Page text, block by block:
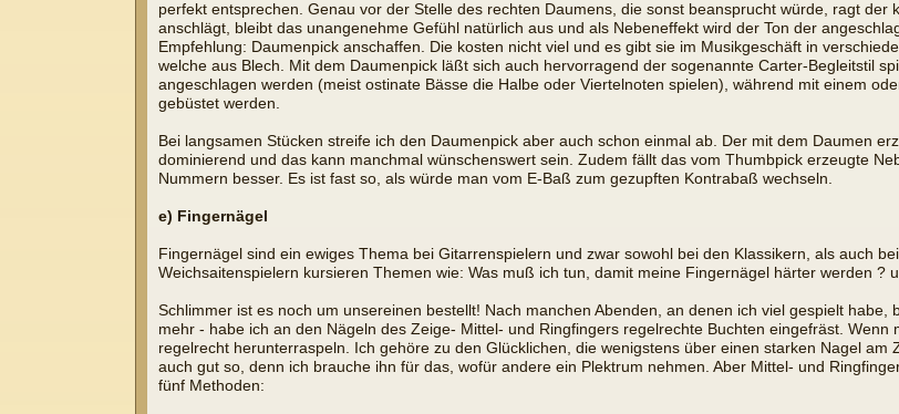
perfekt entsprechen. Genau vor der Stelle des rechten Daumens, die sonst beansprucht würde, ragt der
anschlägt, bleibt das unangenehme Gefühl natürlich aus und als Nebeneffekt wird der Ton der
Empfehlung: Daumenpick anschaffen. Die kosten nicht viel und es gibt sie im Musikgeschäft in
welche aus Blech. Mit dem Daumenpick läßt sich auch hervorragend der sogenannte Carter-Begleitstil
angeschlagen werden (meist ostinate Bässe die Halbe oder Viertelnoten spielen), während mit einem
gebüstet werden.
Bei langsamen Stücken streife ich den Daumenpick aber auch schon einmal ab. Der mit dem Daumen
dominierend und das kann manchmal wünschenswert sein. Zudem fällt das vom Thumbpick erzeugte
Nummern besser. Es ist fast so, als würde man vom E-Baß zum gezupften Kontrabaß wechseln.
e) Fingernägel
Fingernägel sind ein ewiges Thema bei Gitarrenspielern und zwar sowohl bei den Klassikern, als auch
Weichsaitenspielern kursieren Themen wie: Was muß ich tun, damit meine Fingernägel härter werden ?
Schlimmer ist es noch um unsereinen bestellt! Nach manchen Abenden, an denen ich viel gespielt
mehr - habe ich an den Nägeln des Zeige- Mittel- und Ringfingers regelrechte Buchten eingefräst.
regelrecht herunterraspeln. Ich gehöre zu den Glücklichen, die wenigstens über einen starken Nagel
auch gut so, denn ich brauche ihn für das, wofür andere ein Plektrum nehmen. Aber Mittel- und
fünf Methoden: